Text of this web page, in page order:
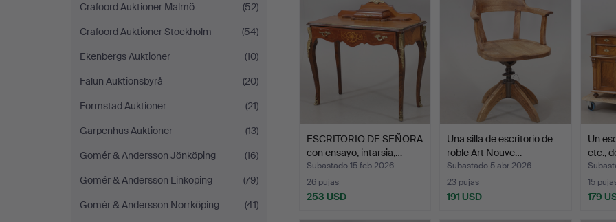
Crafoord Auktioner Malmö
(52)
Crafoord Auktioner Stockholm
(54)
Ekenbergs Auktioner
(10)
Falun Auktionsbyrå
(20)
Formstad Auktioner
(21)
Garpenhus Auktioner
(13)
Gomér & Andersson Jönköping
(16)
Gomér & Andersson Linköping
(79)
Gomér & Andersson Norrköping
(41)
ESCRITORIO DE SEÑORA
con ensayo, intarsia,…
Subastado 15 feb 2026
26 pujas
253 USD
Una silla de escritorio de
roble Art Nouve…
Subastado 5 abr 2026
23 pujas
191 USD
Un
etc.,
15
179